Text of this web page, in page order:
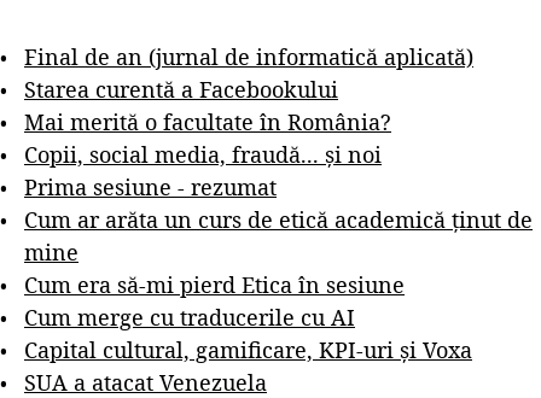
Final de an (jurnal de informatică aplicată)
Starea curentă a Facebookului
Mai merită o facultate în România?
Copii, social media, fraudă... și noi
Prima sesiune - rezumat
Cum ar arăta un curs de etică academică ținut de
mine
Cum era să-mi pierd Etica în sesiune
Cum merge cu traducerile cu AI
Capital cultural, gamificare, KPI-uri și Voxa
SUA a atacat Venezuela